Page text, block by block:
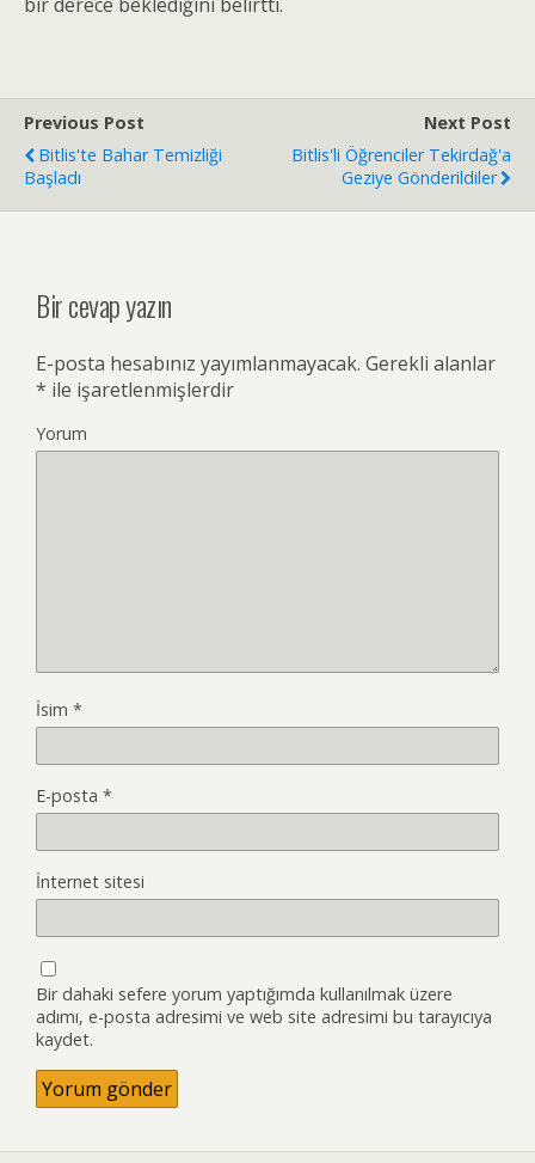
Previous Post
Bitlis'te Bahar Temizliği
Başladı
Next Post
Bitlis'li Öğrenciler Tekirdağ'a
Geziye Gönderildiler
Bir cevap yazın
E-posta hesabınız yayımlanmayacak. Gerekli alanlar
* ile işaretlenmişlerdir
Yorum
İsim *
E-posta *
İnternet sitesi
Bir dahaki sefere yorum yaptığımda kullanılmak üzere
adımı, e-posta adresimi ve web site adresimi bu tarayıcıya
kaydet.